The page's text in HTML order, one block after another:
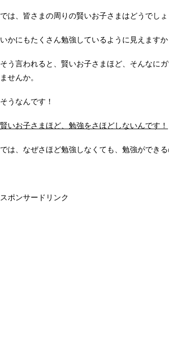
では、皆さまの周りの賢いお子さまはどうでしょ
いかにもたくさん勉強しているように見えますか
そう言われると、賢いお子さまほど、そんなに
ませんか。
そうなんです！
賢いお子さまほど、勉強をさほどしないんです！
では、なぜさほど勉強しなくても、勉強ができ
スポンサードリンク